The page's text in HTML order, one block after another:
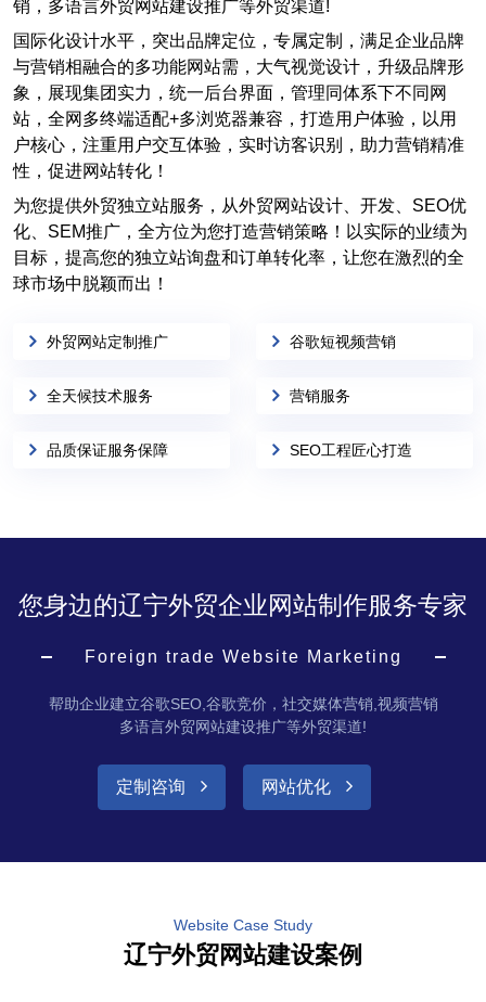
销，多语言外贸网站建设推广等外贸渠道!
国际化设计水平，突出品牌定位，专属定制，满足企业品牌
与营销相融合的多功能网站需，大气视觉设计，升级品牌形
象，展现集团实力，统一后台界面，管理同体系下不同网
站，全网多终端适配+多浏览器兼容，打造用户体验，以用
户核心，注重用户交互体验，实时访客识别，助力营销精准
性，促进网站转化！
为您提供外贸独立站服务，从外贸网站设计、开发、SEO优
化、SEM推广，全方位为您打造营销策略！以实际的业绩为
目标，提高您的独立站询盘和订单转化率，让您在激烈的全
球市场中脱颖而出！
外贸网站定制推广 谷歌短视频营销
全天候技术服务 营销服务
品质保证服务保障 SEO工程匠心打造
您身边的辽宁外贸企业网站制作服务专家
Foreign trade Website Marketing
帮助企业建立谷歌SEO,谷歌竞价，社交媒体营销,视频营销
多语言外贸网站建设推广等外贸渠道!
定制咨询 网站优化
Website Case Study
辽宁外贸网站建设案例